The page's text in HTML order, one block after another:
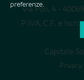
via Poli, 4 - 40069
P.IVA, C.F. e
Capitale
preferenze.